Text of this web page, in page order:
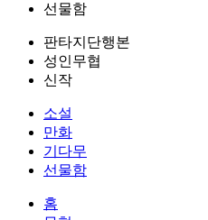
선물함
판타지단행본
성인무협
신작
소설
만화
기다무
선물함
홈